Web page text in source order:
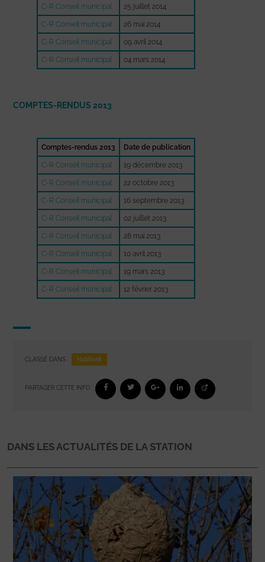
C-R Conseil municipal 25 juillet 2014
C-R Conseil municipal 26 mai 2014
C-R Conseil municipal 09 avril 2014
C-R Conseil municipal 04 mars 2014
COMPTES-RENDUS 2013
Comptes-rendus 2013 Date de publication
C-R Conseil municipal 19 décembre 2013
C-R Conseil municipal 22 octobre 2013
C-R Conseil municipal 16 septembre 2013
C-R Conseil municipal 02 juillet 2013
C-R Conseil municipal 28 mai 2013
C-R Conseil municipal 10 avril 2013
C-R Conseil municipal 19 mars 2013
C-R Conseil municipal 12 février 2013
CLASSÉ DANS : Habitant
PARTAGER CETTE INFO :
DANS LES ACTUALITÉS DE LA STATION